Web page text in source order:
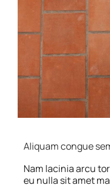
Aliquam congue
Nam lacinia arcu
eu nulla sit amet